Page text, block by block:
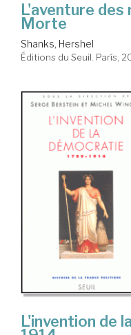
L'aventure
Morte
Shanks, Hershel
Éditions du Seuil. París,
L'invention de